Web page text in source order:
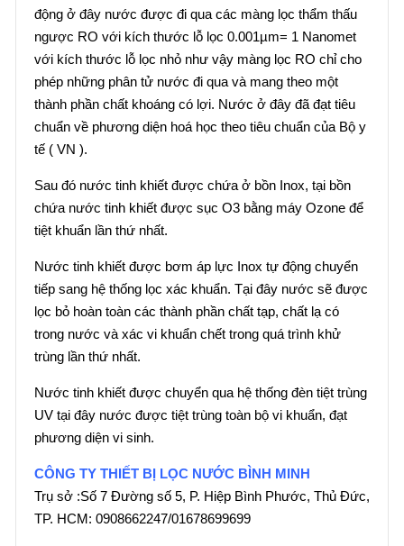
động ở đây nước được đi qua các màng lọc thẩm thấu
ngược RO với kích thước lỗ lọc 0.001µm= 1 Nanomet
với kích thước lỗ lọc nhỏ như vậy màng lọc RO chỉ cho
phép những phân tử nước đi qua và mang theo một
thành phần chất khoáng có lợi. Nước ở đây đã đạt tiêu
chuẩn về phương diện hoá học theo tiêu chuẩn của Bộ y
tế ( VN ).
Sau đó nước tinh khiết được chứa ở bồn Inox, tại bồn
chứa nước tinh khiết được sục O3 bằng máy Ozone để
tiệt khuẩn lần thứ nhất.
Nước tinh khiết được bơm áp lực Inox tự động chuyển
tiếp sang hệ thống lọc xác khuẩn. Tại đây nước sẽ được
lọc bỏ hoàn toàn các thành phần chất tạp, chất lạ có
trong nước và xác vi khuẩn chết trong quá trình khử
trùng lần thứ nhất.
Nước tinh khiết được chuyển qua hệ thống đèn tiệt trùng
UV tại đây nước được tiệt trùng toàn bộ vi khuẩn, đạt
phương diện vi sinh.
CÔNG TY THIẾT BỊ LỌC NƯỚC BÌNH MINH
Trụ sở :Số 7 Đường số 5, P. Hiệp Bình Phước, Thủ Đức,
TP. HCM: 0908662247/01678699699